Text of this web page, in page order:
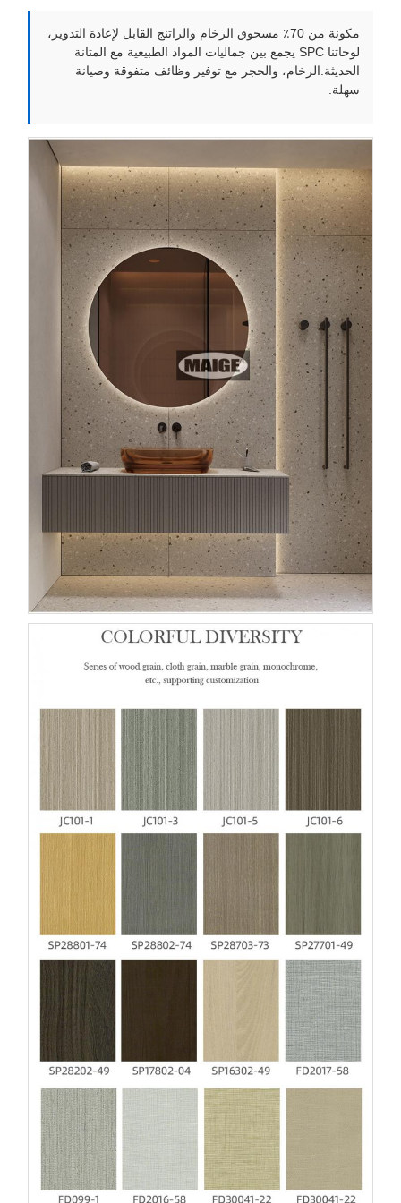
مكونة من 70٪ مسحوق الرخام والراتنج القابل لإعادة التدوير،
لوحاتنا SPC يجمع بين جماليات المواد الطبيعية مع المتانة
الحديثة.الرخام، والحجر مع توفير وظائف متفوقة وصيانة
سهلة.